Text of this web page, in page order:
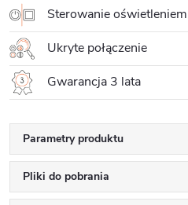
Sterowanie oświetleniem
Ukryte połączenie
Gwarancja 3 lata
Parametry produktu
Pliki do pobrania